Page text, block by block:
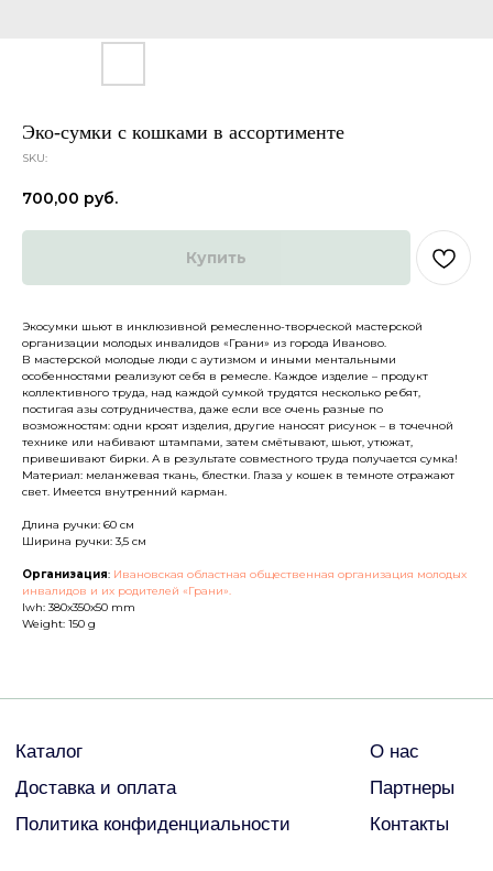
Эко-сумки с кошками в ассортименте
SKU:
700,00 руб.
Купить
Экосумки шьют в инклюзивной ремесленно-творческой мастерской
организации молодых инвалидов «Грани» из города Иваново.
В мастерской молодые люди с аутизмом и иными ментальными
особенностями реализуют себя в ремесле. Каждое изделие – продукт
коллективного труда, над каждой сумкой трудятся несколько ребят,
постигая азы сотрудничества, даже если все очень разные по
возможностям: одни кроят изделия, другие наносят рисунок – в точечной
технике или набивают штампами, затем смётывают, шьют, утюжат,
привешивают бирки. А в результате совместного труда получается сумка!
Материал: меланжевая ткань, блестки. Глаза у кошек в темноте отражают
свет. Имеется внутренний карман.
Длина ручки: 60 см
Ширина ручки: 3,5 см
Организация: Ивановская областная общественная организация молодых
инвалидов и их родителей «Грани».
lwh: 380x350x50 mm
Weight: 150 g
© Все права защищены
ДРУГИЕ
Каталог
Доставка и оплата
Политика конфиденциальности
О нас
Партнеры
Контакты